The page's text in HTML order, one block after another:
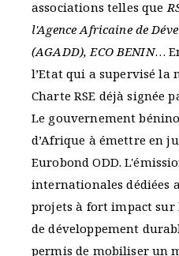
associations telles que
l'Agence Africaine de
(AGADD), ECO BENIN…
l’Etat qui a supervisé la
Charte RSE déjà signée
Le gouvernement
d’Afrique à émettre en
Eurobond ODD.
internationales dédiées
projets à fort impact sur
de développement
permis de mobiliser un